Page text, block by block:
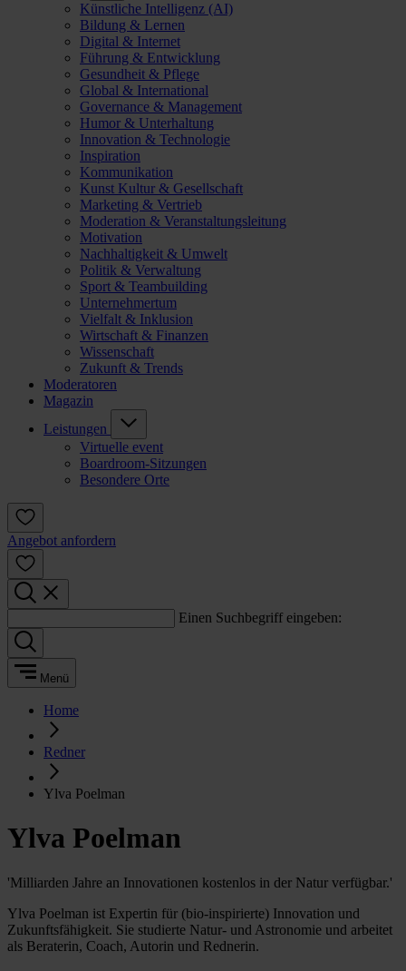
Künstliche Intelligenz (AI)
Bildung & Lernen
Digital & Internet
Führung & Entwicklung
Gesundheit & Pflege
Global & International
Governance & Management
Humor & Unterhaltung
Innovation & Technologie
Inspiration
Kommunikation
Kunst Kultur & Gesellschaft
Marketing & Vertrieb
Moderation & Veranstaltungsleitung
Motivation
Nachhaltigkeit & Umwelt
Politik & Verwaltung
Sport & Teambuilding
Unternehmertum
Vielfalt & Inklusion
Wirtschaft & Finanzen
Wissenschaft
Zukunft & Trends
Moderatoren
Magazin
Leistungen
Virtuelle event
Boardroom-Sitzungen
Besondere Orte
Angebot anfordern
Einen Suchbegriff eingeben:
Menü
Home
Redner
Ylva Poelman
Ylva Poelman
'Milliarden Jahre an Innovationen kostenlos in der Natur verfügbar.'
Ylva Poelman ist Expertin für (bio-inspirierte) Innovation und
Zukunftsfähigkeit. Sie studierte Natur- und Astronomie und arbeitet
als Beraterin, Coach, Autorin und Rednerin.